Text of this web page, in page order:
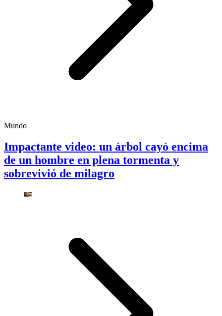
Mundo
Impactante video: un árbol cayó encima
de un hombre en plena tormenta y
sobrevivió de milagro